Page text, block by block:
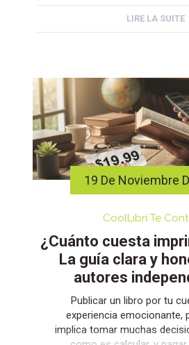
momento existe para todo el
LIRE LA SUITE
19 De Noviembre
CoolLibri Te
¿Cuánto cuesta
La guía clara y
autores
Publicar un libro por tu
experiencia emocionante,
implica tomar muchas